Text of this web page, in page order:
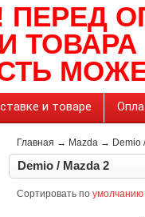
ПЕРЕД
и товаре
Главная → Mazda → Demio
Demio / Mazda 2
Сортировать по умолчанию